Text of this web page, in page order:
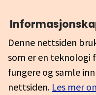
Denne nettsiden
som er en teknologi
fungere og samle
nettsiden. Les mer